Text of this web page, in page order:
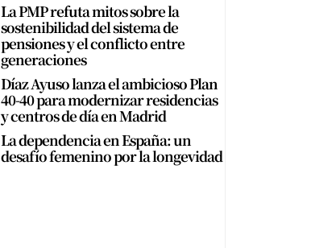
La PMP refuta mitos sobre la
sostenibilidad del sistema de
pensiones y el conflicto entre
generaciones
Díaz Ayuso lanza el ambicioso Plan
40-40 para modernizar residencias
y centros de día en Madrid
La dependencia en España: un
desafío femenino por la longevidad